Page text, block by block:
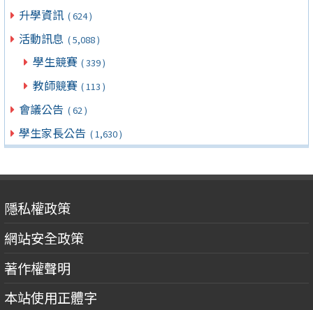
升學資訊 ( 624 )
活動訊息 ( 5,088 )
學生競賽 ( 339 )
教師競賽 ( 113 )
會議公告 ( 62 )
學生家長公告 ( 1,630 )
隱私權政策
網站安全政策
著作權聲明
本站使用正體字